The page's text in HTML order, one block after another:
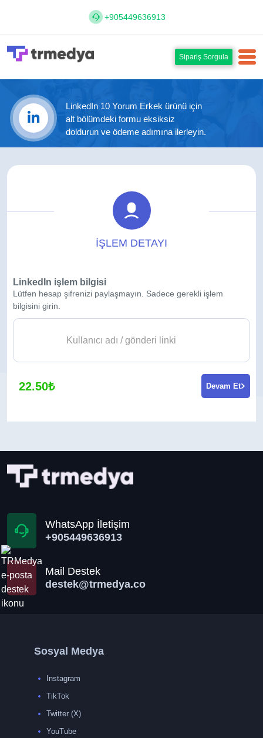
+905449636913
Sipariş Sorgula
LinkedIn 10 Yorum Erkek ürünü için
alt bölümdeki formu eksiksiz
doldurun ve ödeme adımına ilerleyin.
İŞLEM DETAYI
LinkedIn işlem bilgisi
Lütfen hesap şifrenizi paylaşmayın. Sadece gerekli işlem
bilgisini girin.
22.50₺ Devam Et
WhatsApp İletişim
+905449636913
Mail Destek
destek@trmedya.co
Sosyal Medya
Instagram
TikTok
Twitter (X)
YouTube